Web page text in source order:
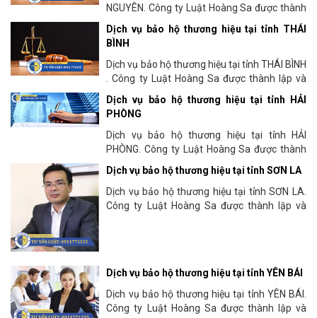
NGUYÊN. Công ty Luật Hoàng Sa được thành
lập và hoạt động tư vấn pháp lý từ năm 2009
tại thủ đô Hà Nội. Chúng...
Dịch vụ bảo hộ thương hiệu tại tỉnh THÁI
BÌNH
Dịch vụ bảo hộ thương hiệu tại tỉnh THÁI BÌNH
. Công ty Luật Hoàng Sa được thành lập và
hoạt động tư vấn pháp lý từ năm 2009 tại thủ
đô Hà...
Dịch vụ bảo hộ thương hiệu tại tỉnh HẢI
PHÒNG
Dịch vụ bảo hộ thương hiệu tại tỉnh HẢI
PHÒNG. Công ty Luật Hoàng Sa được thành
lập và hoạt động tư vấn pháp lý từ năm 2009
tại thủ đô Hà Nội. Chúng...
Dịch vụ bảo hộ thương hiệu tại tỉnh SƠN LA
Dịch vụ bảo hộ thương hiệu tại tỉnh SƠN LA.
Công ty Luật Hoàng Sa được thành lập và
Dịch vụ bảo hộ thương hiệu tại tỉnh YÊN BÁI
Dịch vụ bảo hộ thương hiệu tại tỉnh YÊN BÁI.
Công ty Luật Hoàng Sa được thành lập và